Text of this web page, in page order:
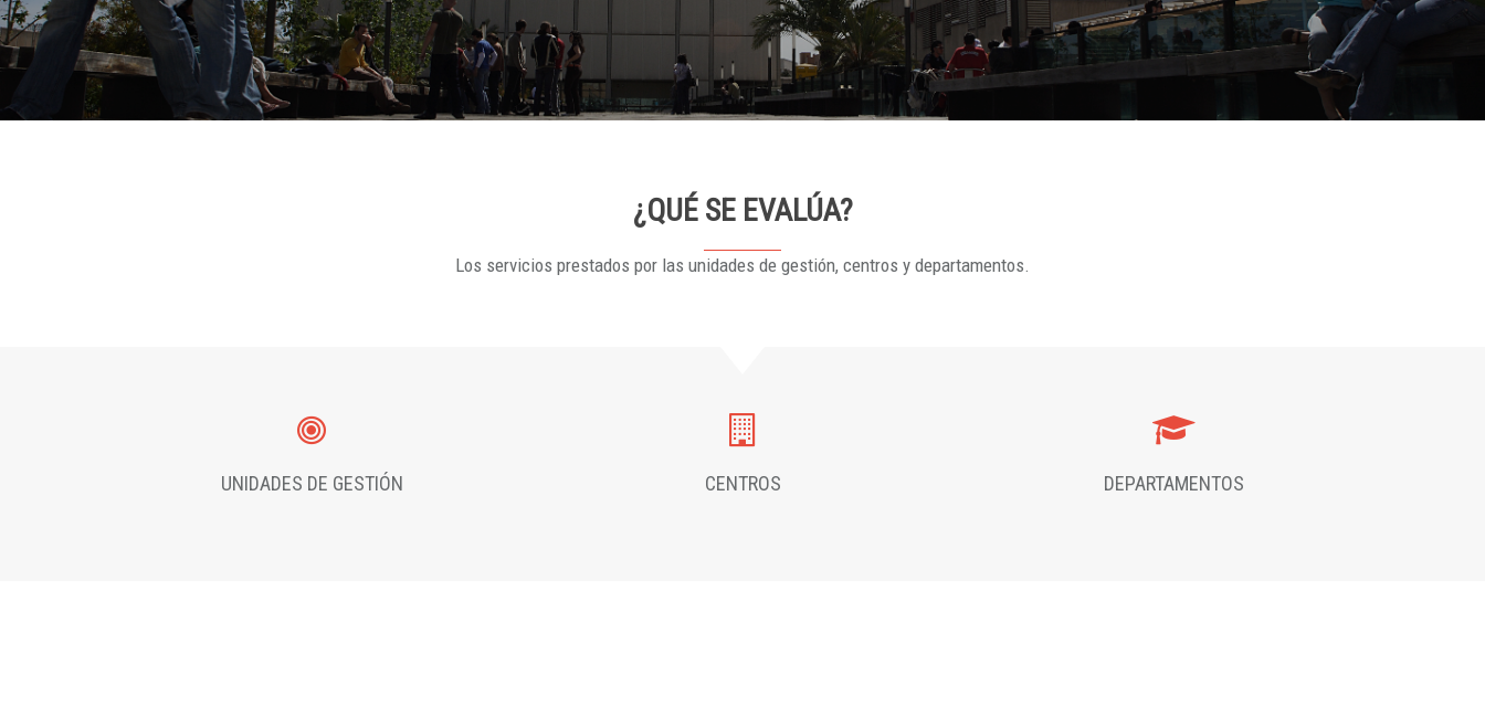
¿QUÉ SE EVALÚA?
Los servicios prestados por las unidades de gestión, centros y departamentos.
UNIDADES DE GESTIÓN CENTROS DEPARTAMENTOS